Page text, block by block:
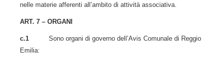
nelle materie afferenti all’ambito di attività associativa.
ART. 7 – ORGANI
c.1 Sono organi di governo dell’Avis Comunale di Reggio
Emilia: